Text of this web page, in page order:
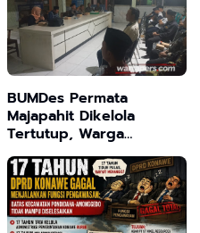
BUMDes Permata
Majapahit Dikelola
Tertutup, Warga
Tanjangrono Tuntut
Kejelasan